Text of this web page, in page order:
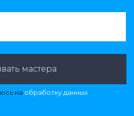
мастера
на обработку данных